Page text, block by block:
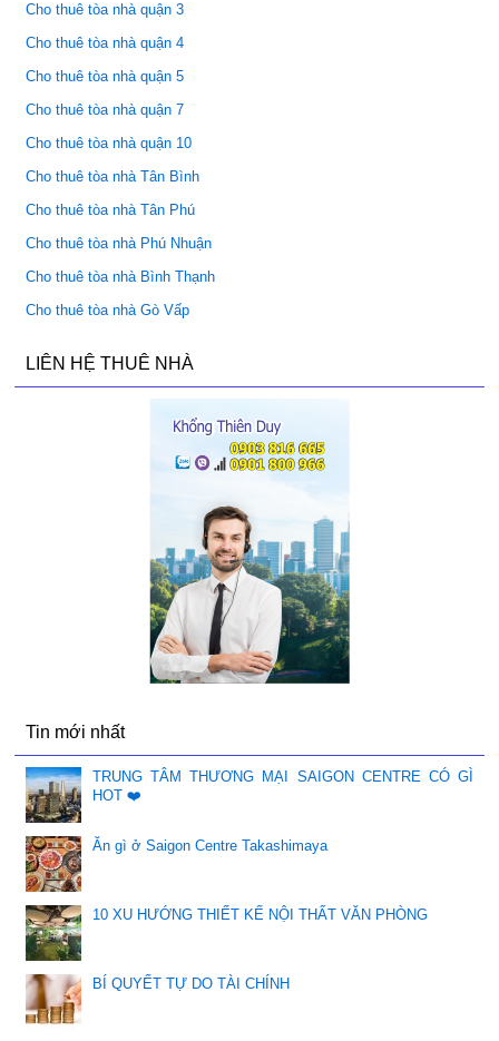
Cho thuê tòa nhà quận 3
Cho thuê tòa nhà quận 4
Cho thuê tòa nhà quận 5
Cho thuê tòa nhà quận 7
Cho thuê tòa nhà quận 10
Cho thuê tòa nhà Tân Bình
Cho thuê tòa nhà Tân Phú
Cho thuê tòa nhà Phú Nhuận
Cho thuê tòa nhà Bình Thạnh
Cho thuê tòa nhà Gò Vấp
LIÊN HỆ THUÊ NHÀ
Tin mới nhất
TRUNG TÂM THƯƠNG MẠI SAIGON CENTRE CÓ GÌ
HOT ❤️
Ăn gì ở Saigon Centre Takashimaya
10 XU HƯỚNG THIẾT KẾ NỘI THẤT VĂN PHÒNG
BÍ QUYẾT TỰ DO TÀI CHÍNH